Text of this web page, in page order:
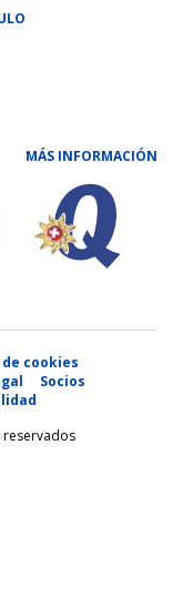
MÁS INFORMACIÓN
cookies
Socios
reservados